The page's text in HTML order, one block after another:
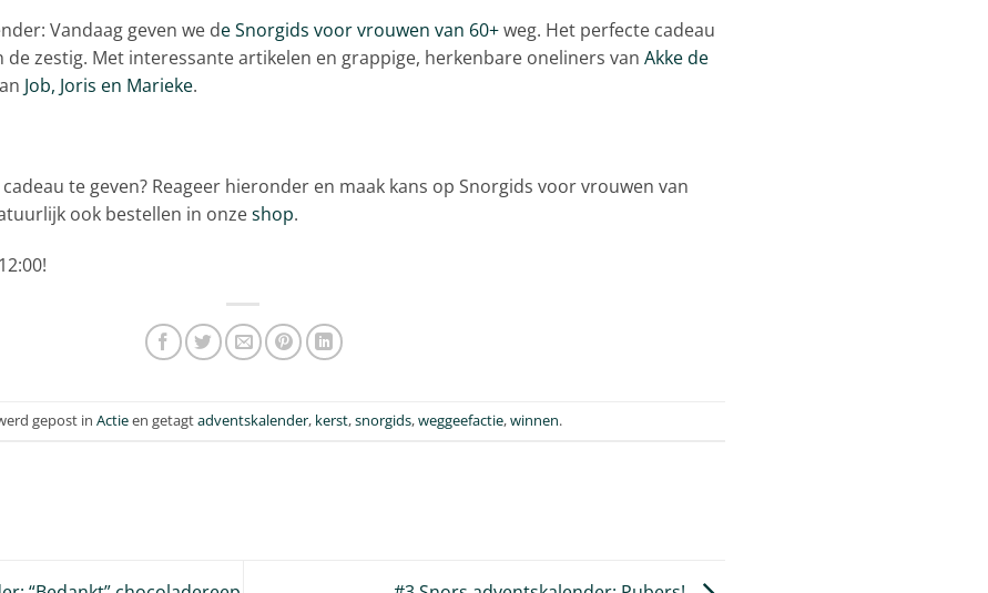
Vandaag geven we de Snorgids voor vrouwen van 60+weg. Het perfecte cadeau
zestig. Met interessante artikelen en grappige, herkenbare oneliners van Akke de
Job, Joris en Marieke.
te geven? Reageer hieronder en maak kans op Snorgids voor vrouwen van
ook bestellen in onzeshop.
gepost in Actieen getagtadventskalender, kerst,snorgids,weggeefactie,winnen.